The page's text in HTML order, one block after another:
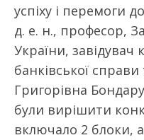
успіху і перемоги
д. е. н., професор,
України, завідувач
банківської справи
Григорівна
були вирішити
включало 2 блоки,